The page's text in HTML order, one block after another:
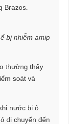
Brazos.
bị nhiễm amip
thường thấy
soát và
nước bị ô
di chuyển đến